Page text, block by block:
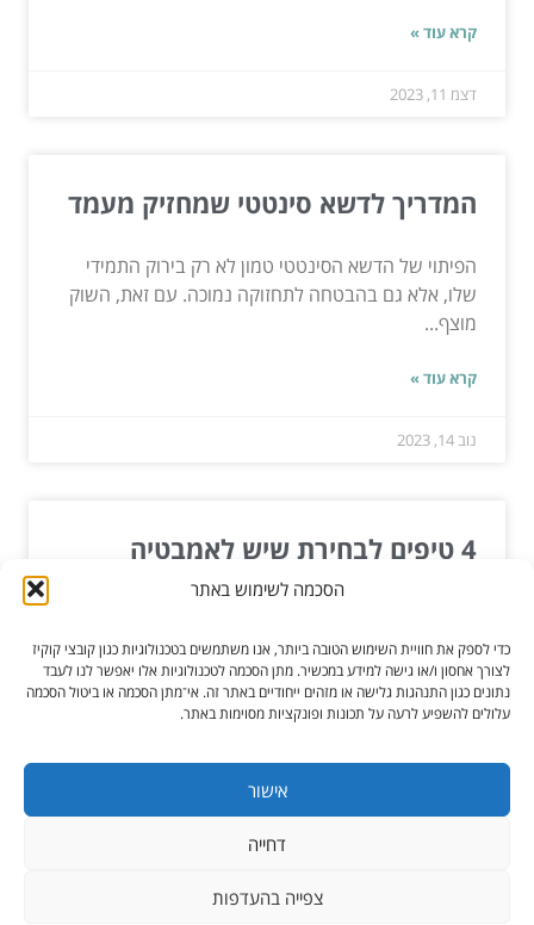
הסכמה לשימוש באתר
כדי לספק את חוויית השימוש הטובה ביותר, אנו משתמשים בטכנולוגיות כגון קובצי קוקיז
לצורך אחסון ו/או גישה למידע במכשיר. מתן הסכמה לטכנולוגיות אלו יאפשר לנו לעבד
נתונים כגון התנהגות גלישה או מזהים ייחודיים באתר זה. אי־מתן הסכמה או ביטול הסכמה
עלולים להשפיע לרעה על תכונות ופונקציות מסוימות באתר.
אישור
דחייה
צפייה בהעדפות
קרא עוד »
דצמ 11, 2023
המדריך לדשא סינטטי שמחזיק מעמד
הפיתוי של הדשא הסינטטי טמון לא רק בירוק התמידי
שלו, אלא גם בהבטחה לתחזוקה נמוכה. עם זאת, השוק
מוצף...
קרא עוד »
נוב 14, 2023
4 טיפים לבחירת שיש לאמבטיה
הכיור והמשטח לידו, אסלות ועוד. בחירה נכונה של שיש
תתרום...
קרא עוד »
כל הזכויות שמורות ל-הגורו מקלקן